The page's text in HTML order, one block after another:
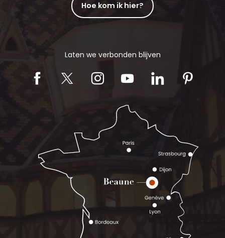
Hoe kom ik hier?
Laten we verbonden blijven